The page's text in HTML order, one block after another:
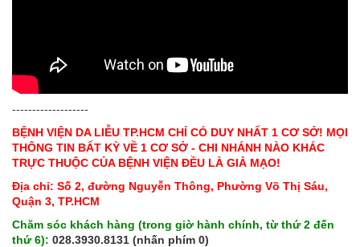
-------------------
BỆNH VIỆN DA LIỄU TP.HCM CHỈ CÓ DUY NHẤT 1 CƠ SỞ! MỌI
THÔNG TIN BẤT KỲ VỀ 1 CƠ SỞ - CHI NHÁNH NÀO KHÁC
TRỰC THUỘC CỦA BỆNH VIỆN ĐỀU LÀ GIẢ MẠO!
Địa chỉ: Số 2, đường Nguyễn Thông, Phường Võ Thị Sáu,
Quận 3, TP.HCM
Chăm sóc khách hàng (trong giờ hành chính, từ thứ 2 đến
thứ 6): 028.3930.8131 (nhấn phím 0)